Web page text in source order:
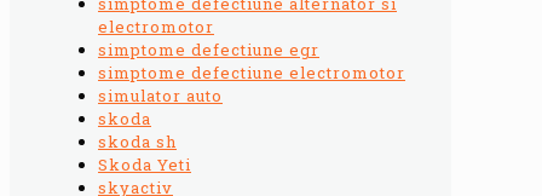
electromotor
simptome defectiune egr
simptome defectiune electromotor
simulator auto
skoda
skoda sh
Skoda Yeti
skyactiv